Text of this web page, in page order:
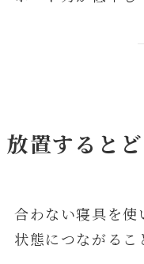
放置すると
合わない寝具を使
状態につながるこ